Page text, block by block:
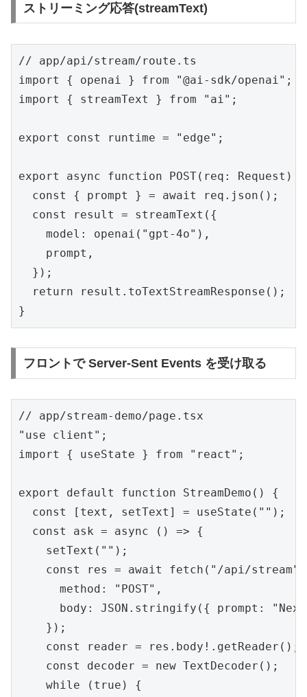
ストリーミング応答(streamText)
// app/api/stream/route.ts
import { openai } from "@ai-sdk/openai";
import { streamText } from "ai";
export const runtime = "edge";
export async function POST(req: Request) {
  const { prompt } = await req.json();
  const result = streamText({
    model: openai("gpt-4o"),
    prompt,
  });
  return result.toTextStreamResponse();
}
フロントで Server-Sent Events を受け取る
// app/stream-demo/page.tsx
"use client";
import { useState } from "react";
export default function StreamDemo() {
  const [text, setText] = useState("");
  const ask = async () => {
    setText("");
const res = await fetch("/api/
      method: "POST",
body: JSON.stringify({ prompt:
    });
    const reader = res.body!.getReader();
    const decoder = new TextDecoder();
    while (true) {